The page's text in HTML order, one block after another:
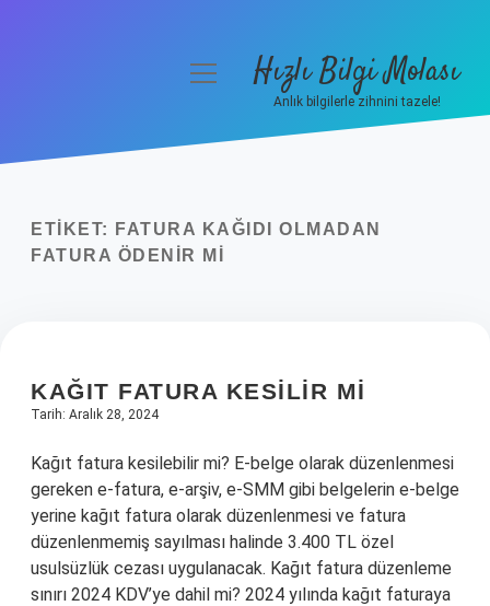
Yasal Uyarı
menüyüHızlı Bilgi Molası
Anlık bilgilerle zihnini tazele!
ETIKET:
FATURA KAĞIDI OLMADAN
FATURA ÖDENIR MI
KAĞIT FATURA KESILIR MI
Tarih: Aralık 28, 2024
Kağıt fatura kesilebilir mi? E-belge olarak düzenlenmesi
gereken e-fatura, e-arşiv, e-SMM gibi belgelerin e-belge
yerine kağıt fatura olarak düzenlenmesi ve fatura
düzenlenmemiş sayılması halinde 3.400 TL özel
usulsüzlük cezası uygulanacak. Kağıt fatura düzenleme
sınırı 2024 KDV’ye dahil mi? 2024 yılında kağıt faturaya